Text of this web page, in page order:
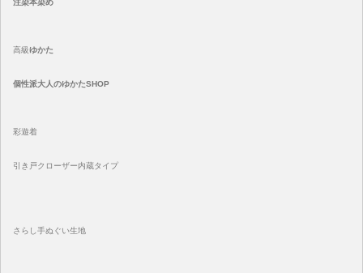
注染本染め
高級ゆかた
個性派大人のゆかたSHOP
彩遊着
引き戸クローザー内蔵タイプ
さらし手ぬぐい生地